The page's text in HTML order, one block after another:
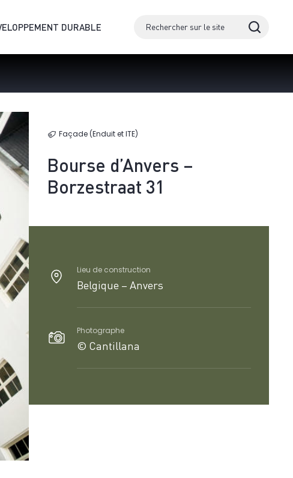
DURABLE
Façade (Enduit et ITE)
Bourse d’Anvers –
Borzestraat 31
Lieu de construction
Belgique – Anvers
Photographe
© Cantillana